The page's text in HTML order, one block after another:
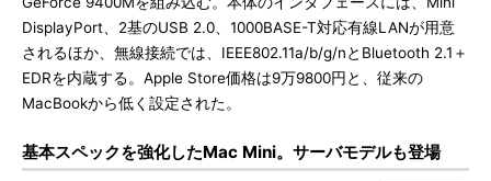
DisplayPort、2基のUSB 2.0、1000BASE-T対応有線LANが用意
されるほか、無線接続では、IEEE802.11a/b/g/nとBluetooth 2.1＋
EDRを内蔵する。Apple Store価格は9万9800円と、従来の
MacBookから低く設定された。
基本スペックを強化したMac Mini。サーバモデルも登場